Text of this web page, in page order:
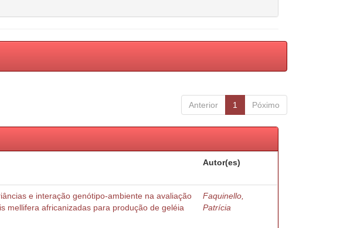
Anterior 1 Póximo
Autor(es)
e interação genótipo-ambiente na avaliação
mellifera africanizadas para produção de geléia
Faquinello,
Patrícia